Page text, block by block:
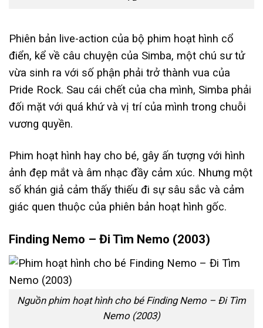
Phiên bản live-action của bộ phim hoạt hình cổ
điển, kể về câu chuyện của Simba, một chú sư tử
vừa sinh ra với số phận phải trở thành vua của
Pride Rock. Sau cái chết của cha mình, Simba phải
đối mặt với quá khứ và vị trí của mình trong chuỗi
vương quyền.
Phim hoạt hình hay cho bé, gây ấn tượng với hình
ảnh đẹp mắt và âm nhạc đầy cảm xúc. Nhưng một
số khán giả cảm thấy thiếu đi sự sâu sắc và cảm
giác quen thuộc của phiên bản hoạt hình gốc.
Finding Nemo – Đi Tìm Nemo (2003)
Nguồn phim hoạt hình cho bé Finding Nemo – Đi Tìm
Nemo (2003)